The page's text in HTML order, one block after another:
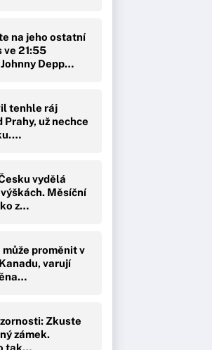
na jeho ostatní
ve 21:55
Depp…
tenhle ráj
Prahy, už nechce
vydělá
Měsíční
z…
může proměnit v
varují
Zkuste
zámek.
tak…